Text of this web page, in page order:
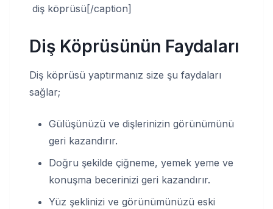
diş köprüsü[/caption]
Diş Köprüsünün Faydaları
Diş köprüsü yaptırmanız size şu faydaları
sağlar;
Gülüşünüzü ve dişlerinizin görünümünü
geri kazandırır.
Doğru şekilde çiğneme, yemek yeme ve
konuşma becerinizi geri kazandırır.
Yüz şeklinizi ve görünümünüzü eski